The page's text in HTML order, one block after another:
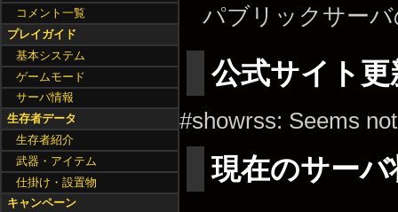
パブリックサー
公式サイト
#showrss: Seems
現在のサー
コメント一覧
プレイガイド
基本システム
ゲームモード
サーバ情報
生存者データ
生存者紹介
武器・アイテム
仕掛け・設置物
キャンペーン